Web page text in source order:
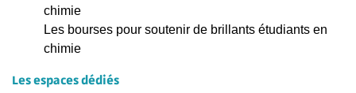
chimie
Les bourses pour soutenir de brillants étudiants en
chimie
Les espaces dédiés